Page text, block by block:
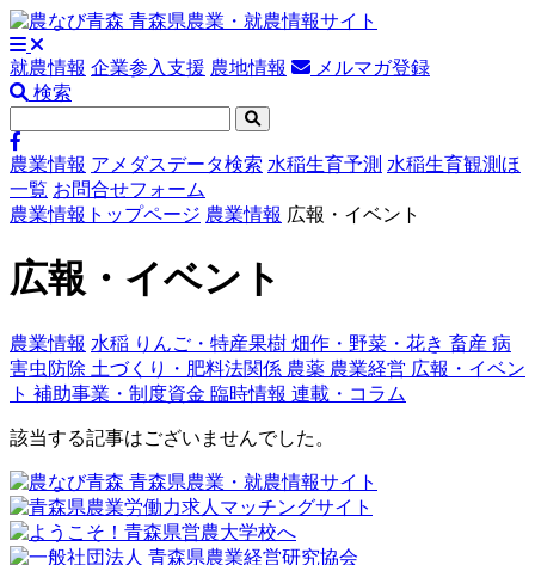
就農情報 企業参入支援 農地情報
メルマガ登録
検索
農業情報 アメダスデータ検索 水稲生育予測 水稲生育観測ほ
一覧 お問合せフォーム
農業情報トップページ 農業情報 広報・イベント
広報・イベント
農業情報 水稲 りんご・特産果樹 畑作・野菜・花き 畜産 病
害虫防除 土づくり・肥料法関係 農薬 農業経営 広報・イベン
ト 補助事業・制度資金 臨時情報 連載・コラム
該当する記事はございませんでした。